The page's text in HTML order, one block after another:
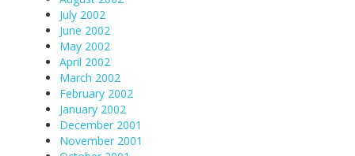
July 2002
June 2002
May 2002
April 2002
March 2002
February 2002
January 2002
December 2001
November 2001